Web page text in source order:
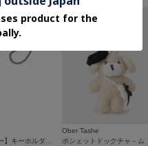
【アクセサリー】キーホルダー ストラップ レザー 本革（商品番号：P25-65510）
Ober Tashe
ポシェットドックチャ－ム